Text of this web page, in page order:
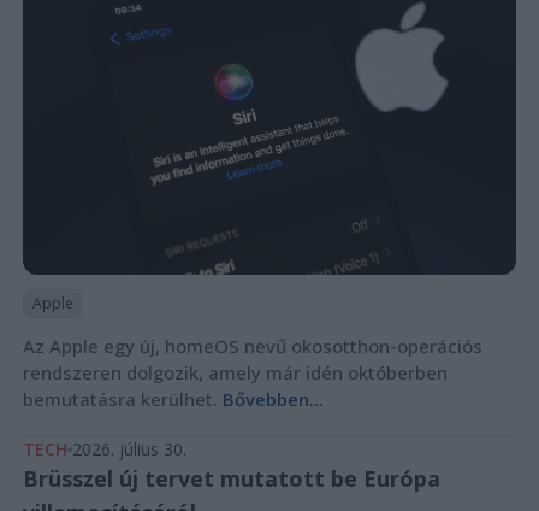
Apple
Az Apple egy új, homeOS nevű okosotthon-operációs
rendszeren dolgozik, amely már idén októberben
bemutatásra kerülhet. Bővebben...
TECH 2026. július 30.
Brüsszel új tervet mutatott be Európa